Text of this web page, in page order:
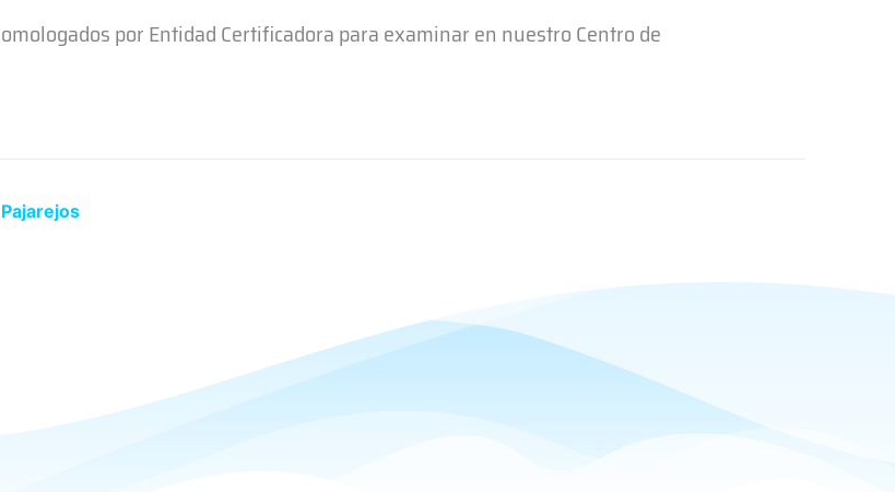
por Entidad Certificadora para examinar en nuestro Centro de